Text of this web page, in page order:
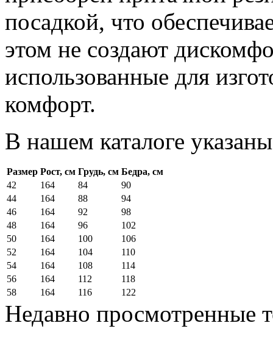
посадкой, что
этом не создают
использованные для
комфорт.
В нашем каталоге
Размер Рост, см Грудь, см Бедра, см
42
164 84
90
44
164 88
94
46
164 92
98
48
164 96
102
50
164 100
106
52
164 104
110
54
164 108
114
56
164 112
118
58
164 116 122
Недавно просмотренные